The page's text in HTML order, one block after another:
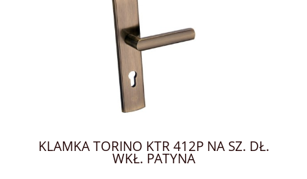
KLAMKA TORINO KTR 412P NA SZ. DŁ.
WKŁ. PATYNA